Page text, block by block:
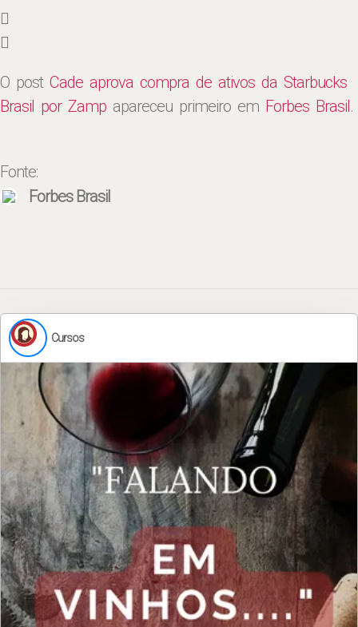
O post Cade aprova compra de ativos da Starbucks
Brasil por Zamp apareceu primeiro em Forbes Brasil.
Fonte:
Forbes Brasil
Cursos